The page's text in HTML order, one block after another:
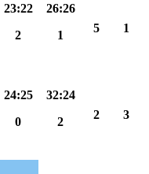
23:22
2
26:26
1
5 1
24:25
0
32:24
2
2 3